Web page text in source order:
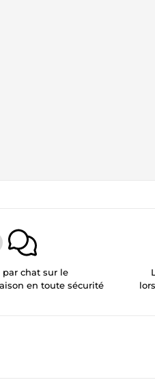
par chat sur le
en toute sécurité